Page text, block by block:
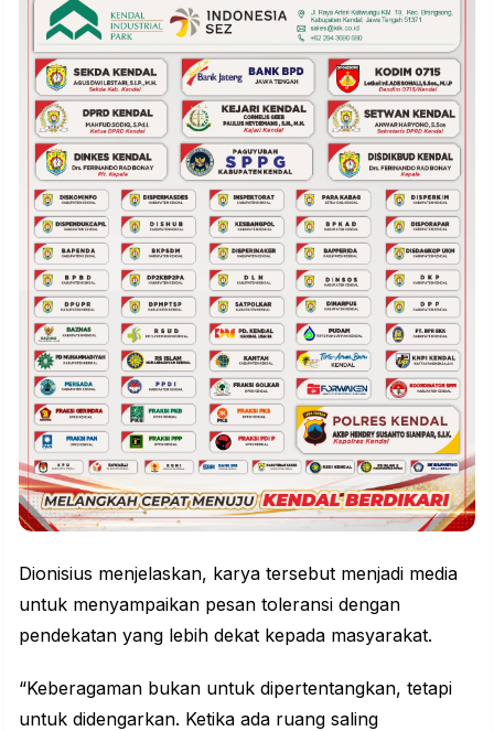
Dionisius menjelaskan, karya tersebut menjadi media
untuk menyampaikan pesan toleransi dengan
pendekatan yang lebih dekat kepada masyarakat.
“Keberagaman bukan untuk dipertentangkan, tetapi
untuk didengarkan. Ketika ada ruang saling